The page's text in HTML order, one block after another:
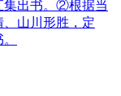
集出书。②根据当
山川形胜，定